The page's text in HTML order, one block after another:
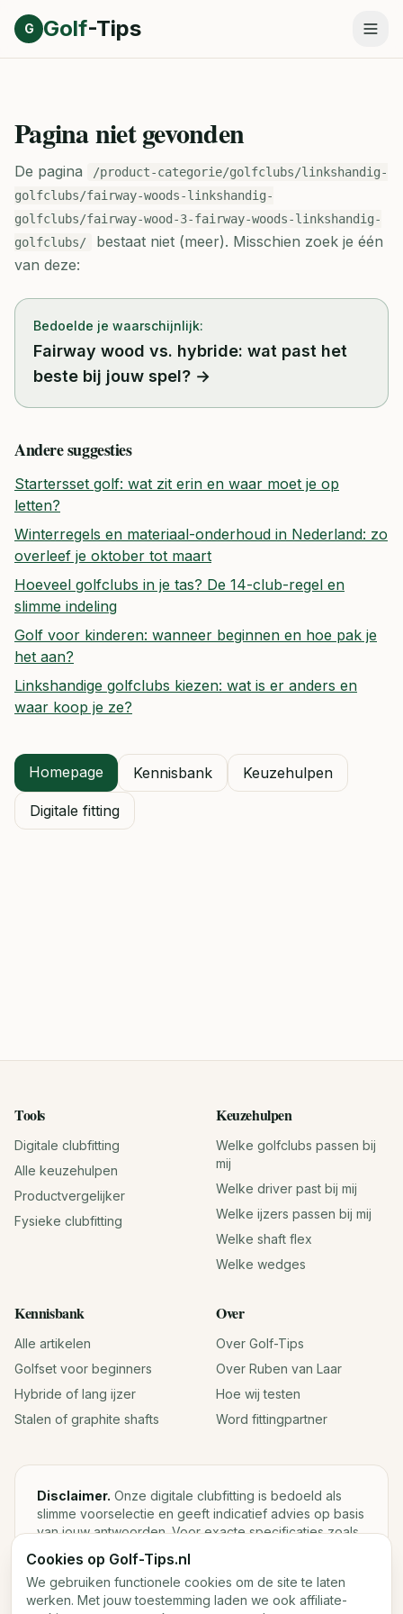
Direct naar inhoud
G Golf-Tips
Pagina niet gevonden
De pagina
/product-categorie/golfclubs/linkshandig-
golfclubs/fairway-woods-linkshandig-
golfclubs/fairway-wood-3-fairway-woods-linkshandig-
golfclubs/
bestaat niet (meer). Misschien zoek je één
van deze:
Bedoelde je waarschijnlijk:
Fairway wood vs. hybride: wat past het
beste bij jouw spel? →
Andere suggesties
Startersset golf: wat zit erin en waar moet je op
letten?
Winterregels en materiaal-onderhoud in Nederland: zo
overleef je oktober tot maart
Hoeveel golfclubs in je tas? De 14-club-regel en
slimme indeling
Golf voor kinderen: wanneer beginnen en hoe pak je
het aan?
Linkshandige golfclubs kiezen: wat is er anders en
waar koop je ze?
Homepage Kennisbank Keuzehulpen
Digitale fitting
Tools
Digitale clubfitting
Alle keuzehulpen
Productvergelijker
Fysieke clubfitting
Keuzehulpen
Welke golfclubs passen bij
mij
Welke driver past bij mij
Welke ijzers passen bij mij
Welke shaft flex
Welke wedges
Kennisbank
Alle artikelen
Golfset voor beginners
Hybride of lang ijzer
Stalen of graphite shafts
Over
Over Golf-Tips
Over Ruben van Laar
Hoe wij testen
Word fittingpartner
Disclaimer. Onze digitale clubfitting is bedoeld als
slimme voorselectie en geeft indicatief advies op basis
van jouw antwoorden. Voor exacte specificaties zoals
loft, lie, shaftgewicht en swingweight blijft een fysieke
fitting met launch monitor de beste keuze.
Cookies op Golf-Tips.nl
We gebruiken functionele cookies om de site te laten
werken. Met jouw toestemming laden we ook affiliate-